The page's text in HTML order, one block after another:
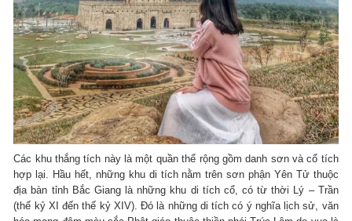
Các khu thắng tích này là một quần thể rộng gồm danh sơn và cổ tích
hợp lại. Hầu hết, những khu di tích nằm trên sơn phận Yên Tử thuộc
địa bàn tỉnh Bắc Giang là những khu di tích cổ, có từ thời Lý – Trần
(thế kỷ XI đến thế kỷ XIV). Đó là những di tích có ý nghĩa lịch sử, văn